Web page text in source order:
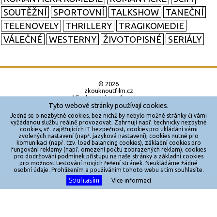
SOUTĚŽNÍ
SPORTOVNÍ TALKSHOW
TANEČNÍ
TELENOVELY
THRILLERY
TRAGIKOMEDIE
VÁLEČNÉ
WESTERNY ŽIVOTOPISNÉ SERIÁLY
© 2026
zkouknoutfilm.cz
Všechna práva vyhrazena.
Powered by
Reklama
Sítě
Redakce
Jakékoliv užití obsahu je bez souhlasu provozovatele zakázáno.
Tyto webové stránky používají cookies.
Jedná se o nezbytné cookies, bez nichž by nebylo možné stránky či vámi
vyžádanou službu reálně provozovat. Zahrnují např. technicky nezbytné
cookies, vč. zajišťujících IT bezpečnost, cookies pro ukládání vámi
zvolených nastavení (např. jazyková nastavení), cookies nutné pro
komunikaci (např. tzv. load balancing cookies), základní cookies pro
fungování reklamy (např. omezení počtu zobrazených reklam), cookies
pro dodržování podmínek přístupu na naše stránky a základní cookies
pro možnost testování nových řešení stránek. Neukládáme žádné
osobní údaje. Prohlížením a používáním tohoto webu s tím souhlasíte.
Souhlasím Více informací